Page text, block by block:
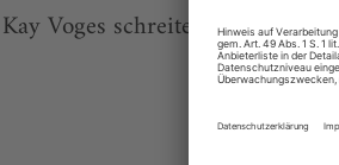
Kay Voges schreitet in